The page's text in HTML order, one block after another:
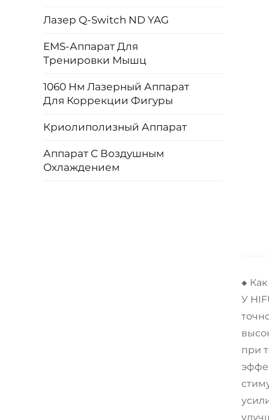
Лазер Q-Switch ND YAG
EMS-Аппарат Для
Тренировки Мышц
1060 Нм Лазерный Аппарат
Для Коррекции Фигуры
Криолиполизный Аппарат
Аппарат С Воздушным
Охлаждением
◆
У
при